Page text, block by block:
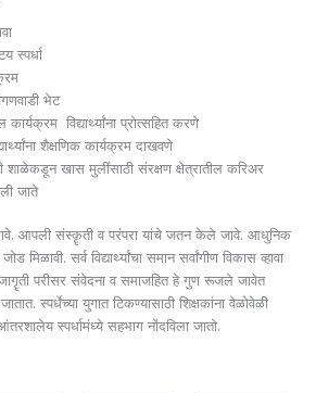
स्पर्धा
भेट
कार्यक्रम ­ विद्यार्थ्यांना प्रोत्सहित करणे
शैक्षणिक कार्यक्रम दाखवणे
शाळेकडून खास मुलींसाठी संरक्षण क्षेत्रातील करिअर
जाते
मिळावे. आपली संस्कॄती व परंपरा यांचे जतन केले जावे. आधुनिक
मिळावी. सर्व विद्यार्थ्यांचा समान सर्वांगीण विकास व्हावा
जागॄती परीसर संवेदना व समाजहित हे गुण रूजले जावेत
स्पर्धेच्या युगात टिकण्यासाठी शिक्षकांना वेळोवेळी
आंतरशालेय स्पर्धामंध्ये सहभाग नोंदविला जातो.